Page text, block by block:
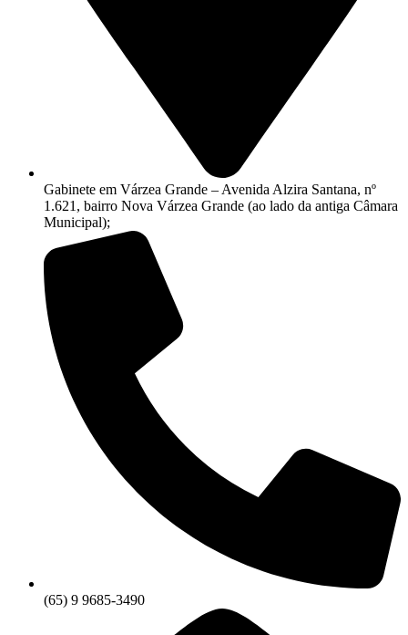
Gabinete em Várzea Grande – Avenida Alzira Santana, nº
1.621, bairro Nova Várzea Grande (ao lado da antiga Câmara
Municipal);
(65) 9 9685-3490